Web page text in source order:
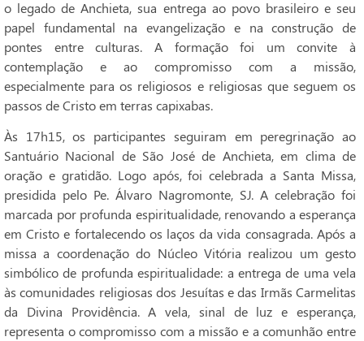
o legado de Anchieta, sua entrega ao povo brasileiro e seu
papel fundamental na evangelização e na construção de
pontes entre culturas. A formação foi um convite à
contemplação e ao compromisso com a missão,
especialmente para os religiosos e religiosas que seguem os
passos de Cristo em terras capixabas.
Às 17h15, os participantes seguiram em peregrinação ao
Santuário Nacional de São José de Anchieta, em clima de
oração e gratidão. Logo após, foi celebrada a Santa Missa,
presidida pelo Pe. Álvaro Nagromonte, SJ. A celebração foi
marcada por profunda espiritualidade, renovando a esperança
em Cristo e fortalecendo os laços da vida consagrada. Após a
missa a coordenação do Núcleo Vitória realizou um gesto
simbólico de profunda espiritualidade: a entrega de uma vela
às comunidades religiosas dos Jesuítas e das Irmãs Carmelitas
da Divina Providência. A vela, sinal de luz e esperança,
representa o compromisso com a missão e a comunhão entre